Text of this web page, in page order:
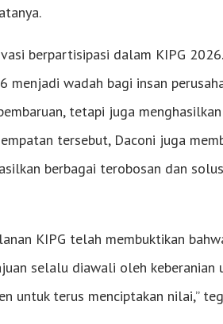
berpartisipasi dalam KIPG
menjadi wadah bagi insan
tetapi juga
tersebut, Daconi juga
berbagai terobosan dan
KIPG telah membuktikan
selalu diawali oleh keberanian
untuk terus menciptakan nilai,”